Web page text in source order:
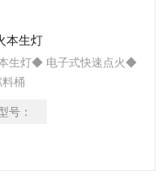
本生灯
生灯◆ 电子式快速点火◆
桶
号：